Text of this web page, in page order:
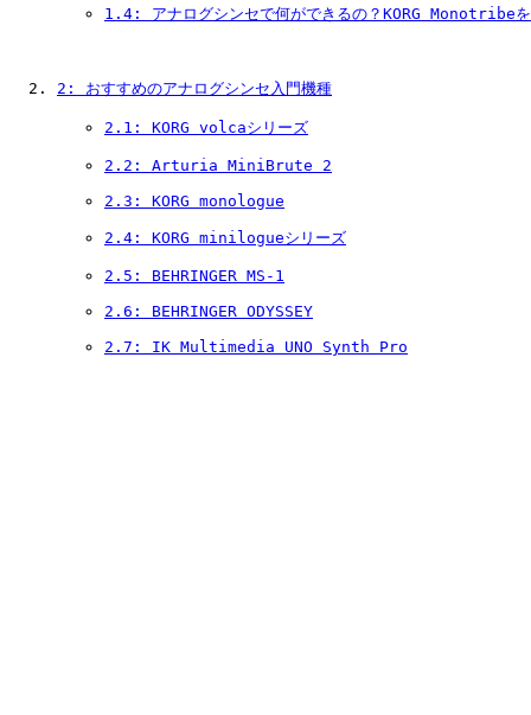
1.4: アナログシンセで何ができるの？KORG Monotribeを
2: おすすめのアナログシンセ入門機種
2.1: KORG volcaシリーズ
2.2: Arturia MiniBrute 2
2.3: KORG monologue
2.4: KORG minilogueシリーズ
2.5: BEHRINGER MS-1
2.6: BEHRINGER ODYSSEY
2.7: IK Multimedia UNO Synth Pro